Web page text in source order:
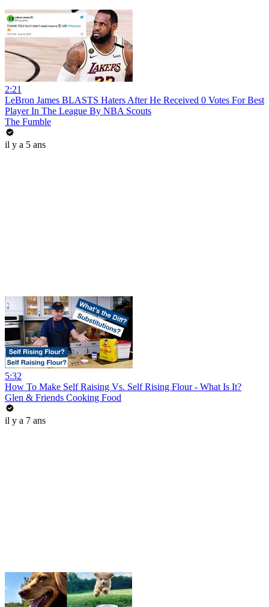
2:21
LeBron James BLASTS Haters After He Received 0 Votes For Best
Player In The League By NBA Scouts
The Fumble
il y a 5 ans
5:32
How To Make Self Raising Vs. Self Rising Flour - What Is It?
Glen & Friends Cooking Food
il y a 7 ans